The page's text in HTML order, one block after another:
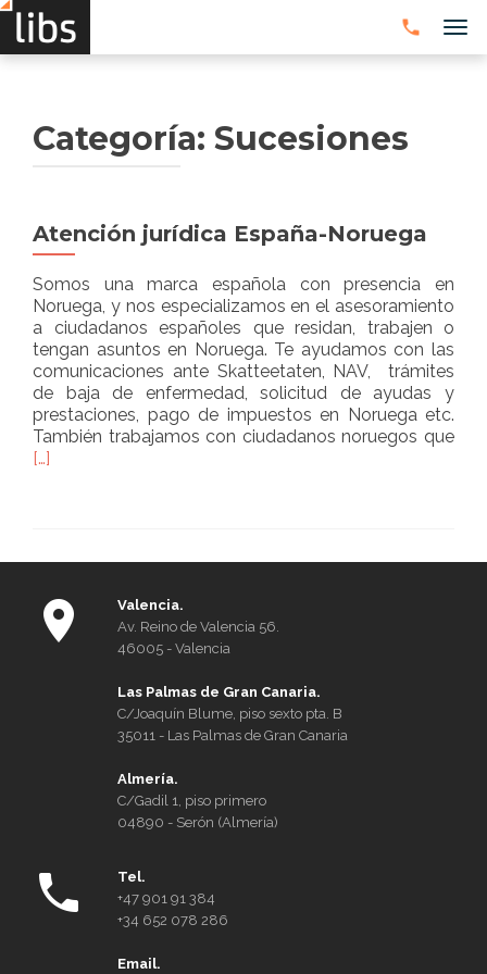
Categoría: Sucesiones
Atención jurídica España-Noruega
Somos una marca española con presencia en
Noruega, y nos especializamos en el asesoramiento
a ciudadanos españoles que residan, trabajen o
tengan asuntos en Noruega. Te ayudamos con las
comunicaciones ante Skatteetaten, NAV, trámites
de baja de enfermedad, solicitud de ayudas y
prestaciones, pago de impuestos en Noruega etc.
También trabajamos con ciudadanos noruegos que
[…]
Valencia.
Av. Reino de Valencia 56.
46005 - Valencia
Las Palmas de Gran Canaria.
C/Joaquín Blume, piso sexto pta. B
35011 - Las Palmas de Gran Canaria
Almería.
C/Gadil 1, piso primero
04890 - Serón (Almería)
Tel.
+47 901 91 384
+34 652 078 286
Email.